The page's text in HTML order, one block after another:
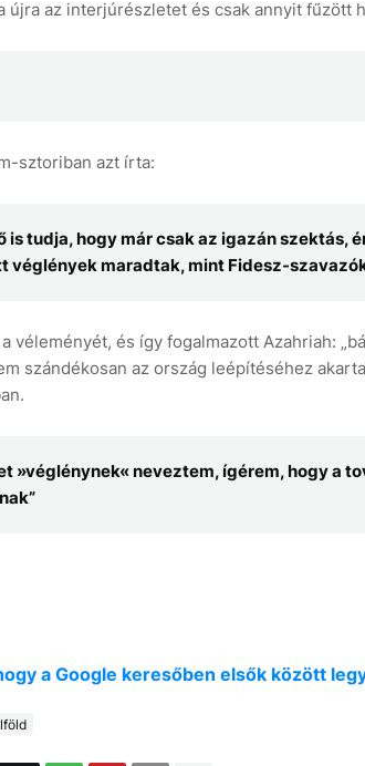
az interjúrészletet és csak annyit fűzött
sztoriban azt írta:
is tudja, hogy már csak az igazán szektás,
véglények maradtak, mint Fidesz-
véleményét, és így fogalmazott Azahriah:
szándékosan az ország leépítéséhez
»véglénynek« neveztem, ígérem, hogy a
a Google keresőben elsők között